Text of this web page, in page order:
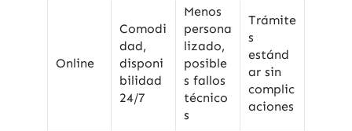
Online
Comodi
dad,
disponi
bilidad
24/7
Menos
persona
lizado,
posible
s fallos
técnico
s
Trámite
s
estánd
ar sin
complic
aciones